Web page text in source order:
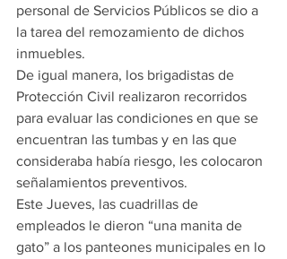
personal de Servicios Públicos se dio a
la tarea del remozamiento de dichos
inmuebles.
De igual manera, los brigadistas de
Protección Civil realizaron recorridos
para evaluar las condiciones en que se
encuentran las tumbas y en las que
consideraba había riesgo, les colocaron
señalamientos preventivos.
Este Jueves, las cuadrillas de
empleados le dieron “una manita de
gato” a los panteones municipales en lo